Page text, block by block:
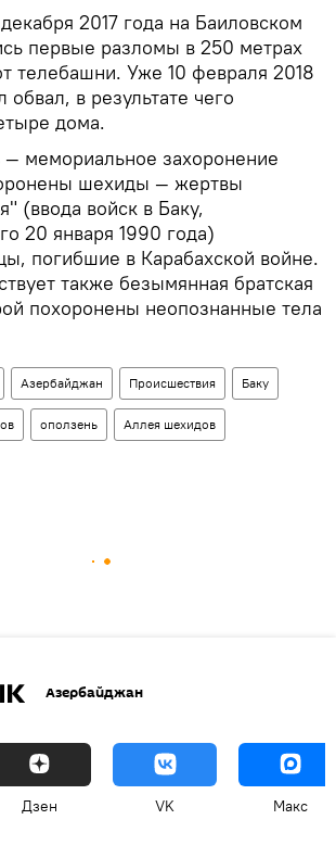
2017 года на Баиловском
первые разломы в 250 метрах
телебашни. Уже 10 февраля 2018
в результате чего
дома.
мемориальное захоронение
шехиды — жертвы
(ввода войск в Баку,
20 января 1990 года)
погибшие в Карабахской войне.
также безымянная братская
похоронены неопознанные тела
Азербайджан Происшествия Баку
оползень Аллея шехидов
Азербайджан
Дзен VK Макс